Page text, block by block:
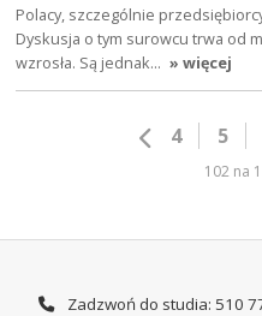
Polacy, szczególnie
Dyskusja o tym surowcu trwa od
wzrosła. Są jednak… » więcej
4 5
102 na
Zadzwoń do studia: 510